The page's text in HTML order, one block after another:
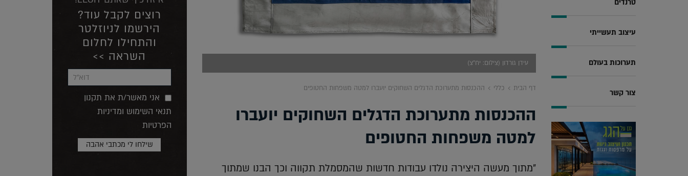
עידן גורדון (צילום: יח"צ)
דף הבית כללי ההכנסות מתערוכת הדגלים השחוקים יועברו למטה משפחות החטופים
ההכנסות מתערוכת הדגלים השחוקים יועברו
למטה משפחות החטופים
"מתוך מעשה היצירה נולדו עבודות חדשות שהמסמלת תקווה וכך הבנו שמתוך
טרנדים
עיצוב תעשייתי
תערוכות בעולם
צור קשר
רוצים לקבל עוד?
הירשמו לניוזלטר
והתחילו לחלום
השראה >>
אני מאשר/ת את תקנון
תנאי השימוש ומדיניות
הפרטיות